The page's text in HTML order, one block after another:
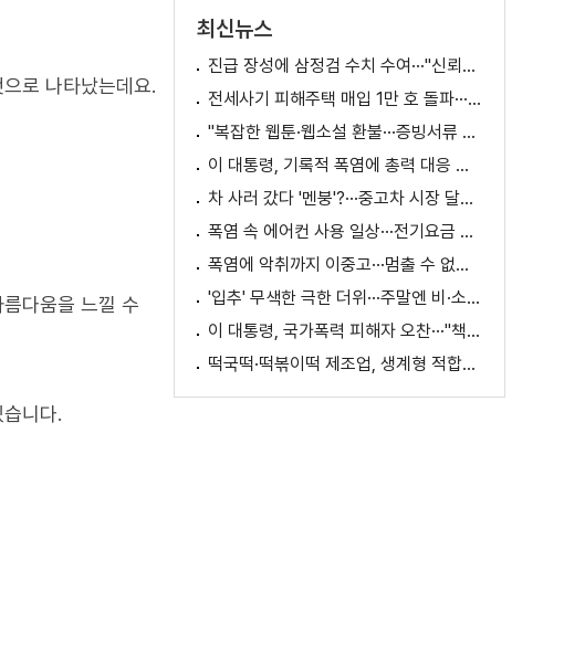
로 나타났는데요.
다움을 느낄 수
니다.
최신뉴스
진급 장성에 삼정검 수치 수여···"신뢰회복 애써달라"
전세사기 피해주택 매입 1만 호 돌파···피해 지원 속도
"복잡한 웹툰·웹소설 환불···증빙서류 요구까지"
이 대통령, 기록적 폭염에 총력 대응 지시 [외신에 비친 한국]
차 사러 갔다 '멘붕'?···중고차 시장 달라진다
폭염 속 에어컨 사용 일상···전기요금 줄이려면?
폭염에 악취까지 이중고···멈출 수 없는 필수노동
'입추' 무색한 극한 더위···주말엔 비·소나기
이 대통령, 국가폭력 피해자 오찬···"책임지고 치유"
떡국떡·떡볶이떡 제조업, 생계형 적합업종 재지정